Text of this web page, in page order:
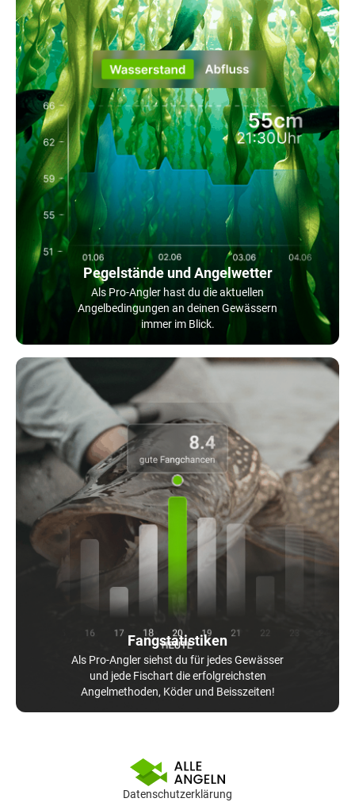
Pegelstände und Angelwetter
Als Pro-Angler hast du die aktuellen
Angelbedingungen an deinen Gewässern
immer im Blick.
Fangstatistiken
Als Pro-Angler siehst du für jedes Gewässer
und jede Fischart die erfolgreichsten
Angelmethoden, Köder und Beisszeiten!
Datenschutzerklärung